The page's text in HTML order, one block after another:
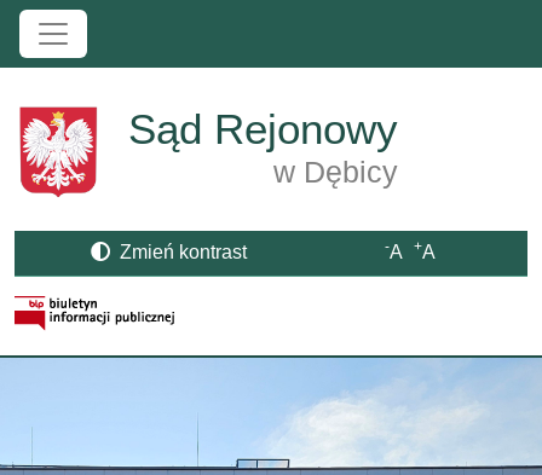
Przejdź do treści
Sąd Rejonowy
w Dębicy
Zmień kontrast -A +A
Strona BIP otwiera się w nowym oknie